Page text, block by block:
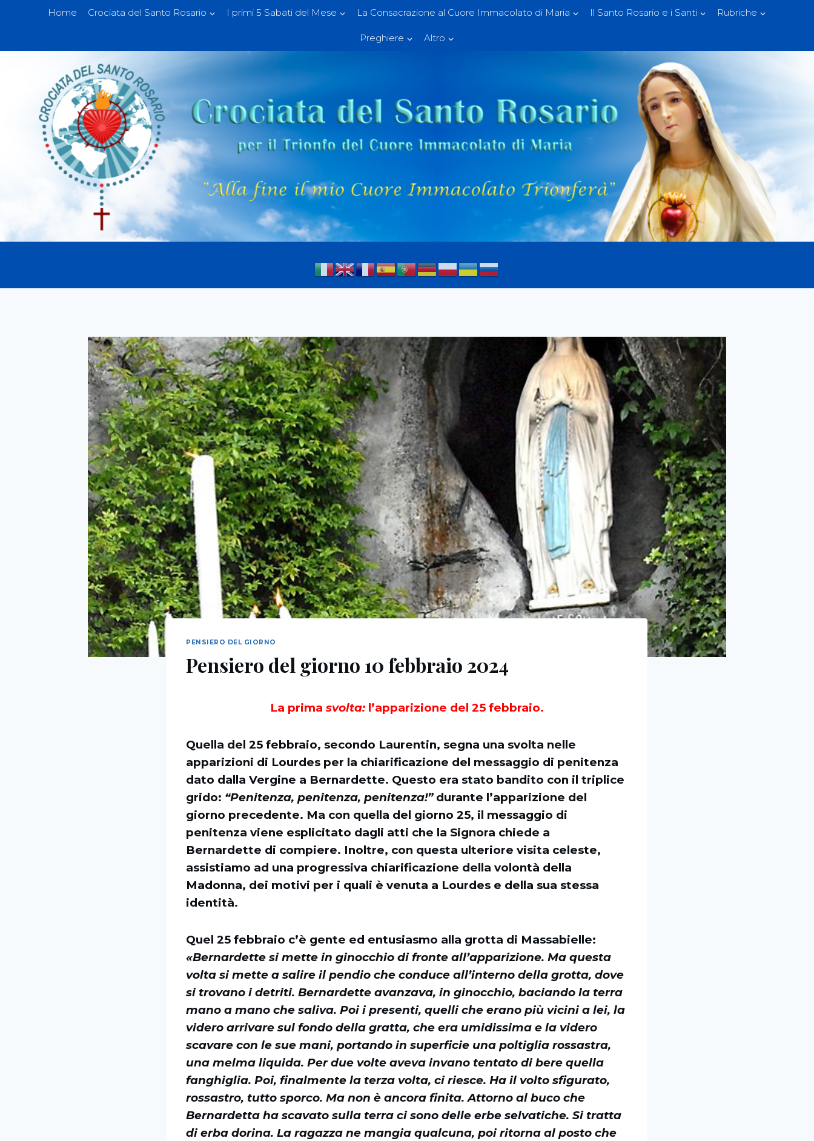
Home Crociata del Santo Rosario I primi 5 Sabati del Mese La Consacrazione al Cuore Immacolato di Maria Il Santo Rosario e i Santi Rubriche
Preghiere Altro
PENSIERO DEL GIORNO
Pensiero del giorno 10 febbraio 2024
La prima svolta: l’apparizione del 25 febbraio.
Quella del 25 febbraio, secondo Laurentin, segna una svolta nelle
apparizioni di Lourdes per la chiarificazione del messaggio di penitenza
dato dalla Vergine a Bernardette. Questo era stato bandito con il triplice
grido: “Penitenza, penitenza, penitenza!”durante l’apparizione del
giorno precedente. Ma con quella del giorno 25, il messaggio di
penitenza viene esplicitato dagli atti che la Signora chiede a
Bernardette di compiere. Inoltre, con questa ulteriore visita celeste,
assistiamo ad una progressiva chiarificazione della volontà della
Madonna, dei motivi per i quali è venuta a Lourdes e della sua stessa
identità.
Quel 25 febbraio c’è gente ed entusiasmo alla grotta di Massabielle:
«Bernardette si mette in ginocchio di fronte all’apparizione. Ma questa
volta si mette a salire il pendio che conduce all’interno della grotta, dove
si trovano i detriti. Bernardette avanzava, in ginocchio, baciando la terra
mano a mano che saliva. Poi i presenti, quelli che erano più vicini a lei, la
videro arrivare sul fondo della gratta, che era umidissima e la videro
scavare con le sue mani, portando in superficie una poltiglia rossastra,
una melma liquida. Per due volte aveva invano tentato di bere quella
fanghiglia. Poi, finalmente la terza volta, ci riesce. Ha il volto sfigurato,
rossastro, tutto sporco. Ma non è ancora finita. Attorno al buco che
Bernardetta ha scavato sulla terra ci sono delle erbe selvatiche. Si tratta
di erba dorina. La ragazza ne mangia qualcuna, poi ritorna al posto che